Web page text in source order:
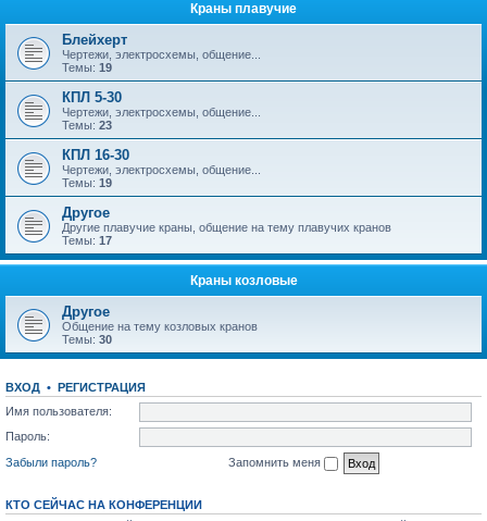
Краны плавучие
Блейхерт
Чертежи, электросхемы, общение...
Темы: 19
КПЛ 5-30
Чертежи, электросхемы, общение...
Темы: 23
КПЛ 16-30
Чертежи, электросхемы, общение...
Темы: 19
Другое
Другие плавучие краны, общение на тему плавучих кранов
Темы: 17
Краны козловые
Другое
Общение на тему козловых кранов
Темы: 30
ВХОД • РЕГИСТРАЦИЯ
Имя пользователя:
Пароль:
Забыли пароль?
Запомнить меня
КТО СЕЙЧАС НА КОНФЕРЕНЦИИ